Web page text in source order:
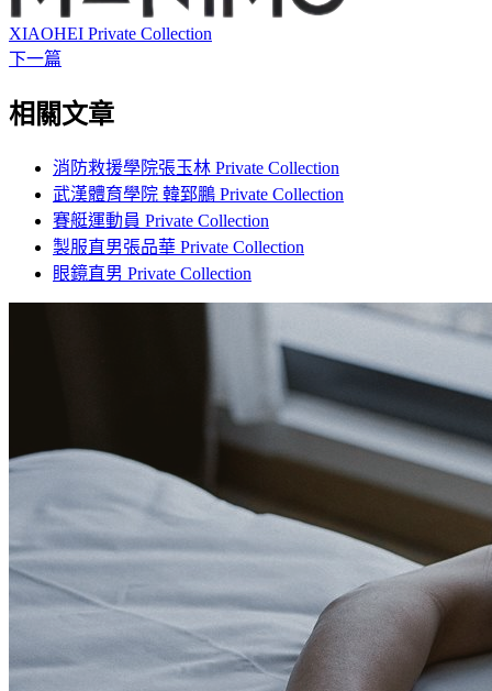
XIAOHEI Private Collection
下一篇
相關文章
消防救援學院張玉林 Private Collection
武漢體育學院 韓郅鵬 Private Collection
賽艇運動員 Private Collection
製服直男張品華 Private Collection
眼鏡直男 Private Collection